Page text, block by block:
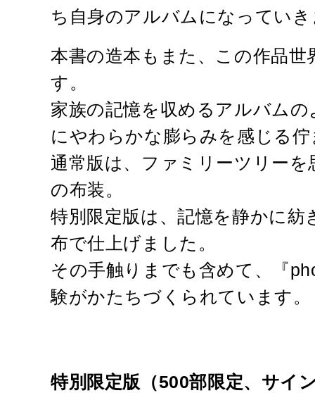
ち自身のアルバムになってい
本書の造本もまた、この作品
す。
家族の記憶を収めるアルバム
にやわらかな膨らみを感じる
通常版は、ファミリーツリー
の布装。
特別限定版は、記憶を静かに紡
布で仕上げました。
その手触りまでも含めて、『
験がかたちづくられています。
特別限定版（500部限定、サイ